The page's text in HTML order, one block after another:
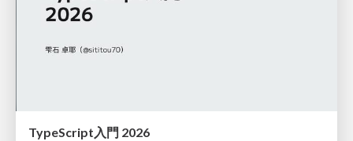
TypeScript入門 2026